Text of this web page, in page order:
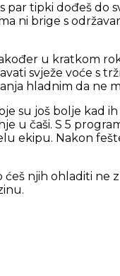
par tipki dođeš do
ni brige s
u kratkom
svježe voće s
hladnim da ne
su još bolje kad
u čaši. S 5
ekipu. Nakon
njih ohladiti ne